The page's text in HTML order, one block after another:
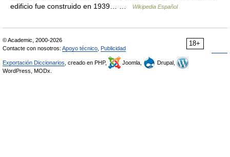
edificio fue construido en 1939… …
Wikipedia Español
18+
© Academic, 2000-2026
Contacte con nosotros: Apoyo técnico Publicidad
Exportación Diccionarios , creado en PHP, Joomla,
Drupal,
WordPress, MODx.